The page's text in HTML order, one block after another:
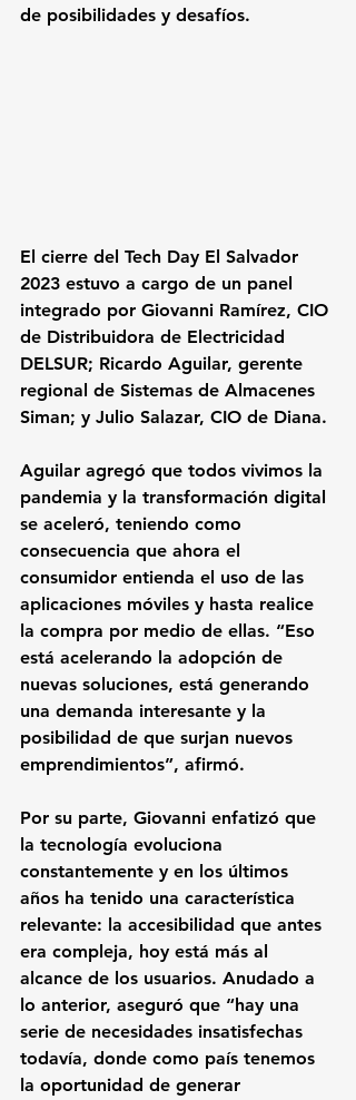
de posibilidades y desafíos.
El cierre del Tech Day El Salvador
2023 estuvo a cargo de un panel
integrado por Giovanni Ramírez, CIO
de Distribuidora de Electricidad
DELSUR; Ricardo Aguilar, gerente
regional de Sistemas de Almacenes
Siman; y Julio Salazar, CIO de Diana.
Aguilar agregó que todos vivimos la
pandemia y la transformación digital
se aceleró, teniendo como
consecuencia que ahora el
consumidor entienda el uso de las
aplicaciones móviles y hasta realice
la compra por medio de ellas. “Eso
está acelerando la adopción de
nuevas soluciones, está generando
una demanda interesante y la
posibilidad de que surjan nuevos
emprendimientos”, afirmó.
Por su parte, Giovanni enfatizó que
la tecnología evoluciona
constantemente y en los últimos
años ha tenido una característica
relevante: la accesibilidad que antes
era compleja, hoy está más al
alcance de los usuarios. Anudado a
lo anterior, aseguró que “hay una
serie de necesidades insatisfechas
todavía, donde como país tenemos
la oportunidad de generar